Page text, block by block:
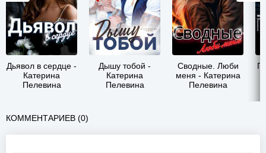
Дьявол в сердце -
Катерина
Пелевина
Дышу тобой -
Катерина
Пелевина
Сводные. Люби
меня - Катерина
Пелевина
КОММЕНТАРИЕВ (0)